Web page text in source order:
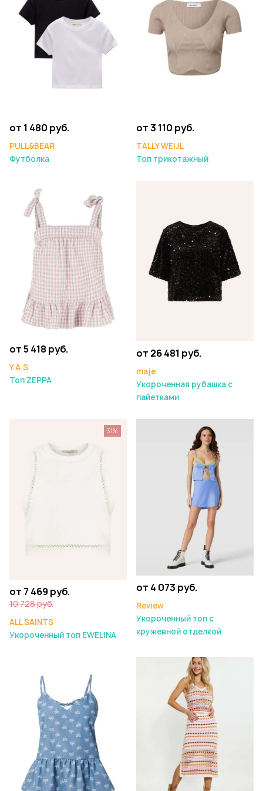
от 1 480 руб.
PULL&BEAR
Футболка
от 3 110 руб.
TALLY WEiJL
Топ трикотажный
от 5 418 руб.
Y.A.S
Топ ZEPPA
от 26 481 руб.
maje
Укороченная рубашка с
пайетками
от 7 469 руб.
10 728 руб.
ALL SAINTS
Укороченный топ EWELINA
31%
от 4 073 руб.
Review
Укороченный топ с
кружевной отделкой